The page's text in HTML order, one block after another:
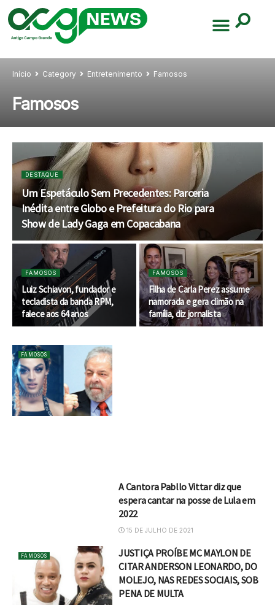
Início Category Entretenimento Famosos
Famosos
DESTAQUE
Um Espetáculo Sem Precedentes: Parceria
Inédita entre Globo e Prefeitura do Rio para
Show de Lady Gaga em Copacabana
FAMOSOS
Luiz Schiavon, fundador e
tecladista da banda RPM,
falece aos 64 anos
FAMOSOS
Filha de Carla Perez assume
namorada e gera climão na
família, diz jornalista
FAMOSOS
A Cantora Pabllo Vittar diz que
espera cantar na posse de Lula em
2022
15 DE JULHO DE 2021
FAMOSOS
JUSTIÇA PROÍBE MC MAYLON DE
CITAR ANDERSON LEONARDO, DO
MOLEJO, NAS REDES SOCIAIS, SOB
PENA DE MULTA